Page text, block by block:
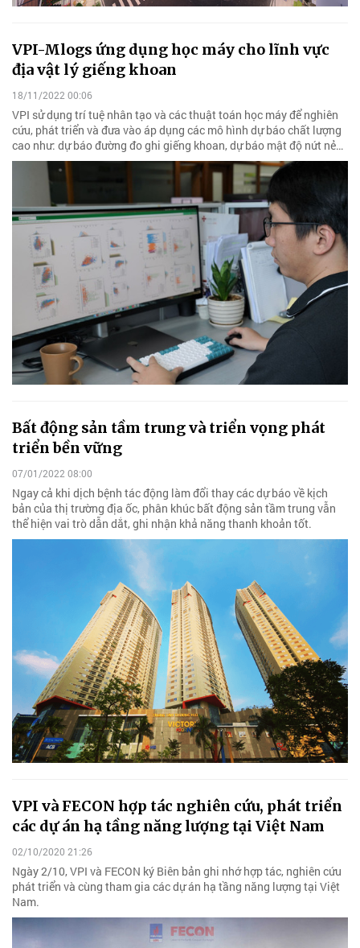
VPI-Mlogs ứng dụng học máy cho lĩnh vực
địa vật lý giếng khoan
18/11/2022 00:06
VPI sử dụng trí tuệ nhân tạo và các thuật toán học máy để nghiên
cứu, phát triển và đưa vào áp dụng các mô hình dự báo chất lượng
cao như: dự báo đường đo ghi giếng khoan, dự báo mật độ nứt nẻ…
Bất động sản tầm trung và triển vọng phát
triển bền vững
07/01/2022 08:00
Ngay cả khi dịch bệnh tác động làm đổi thay các dự báo về kịch
bản của thị trường địa ốc, phân khúc bất động sản tầm trung vẫn
thể hiện vai trò dẫn dắt, ghi nhận khả năng thanh khoản tốt.
VPI và FECON hợp tác nghiên cứu, phát triển
các dự án hạ tầng năng lượng tại Việt Nam
02/10/2020 21:26
Ngày 2/10, VPI và FECON ký Biên bản ghi nhớ hợp tác, nghiên cứu
phát triển và cùng tham gia các dự án hạ tầng năng lượng tại Việt
Nam.